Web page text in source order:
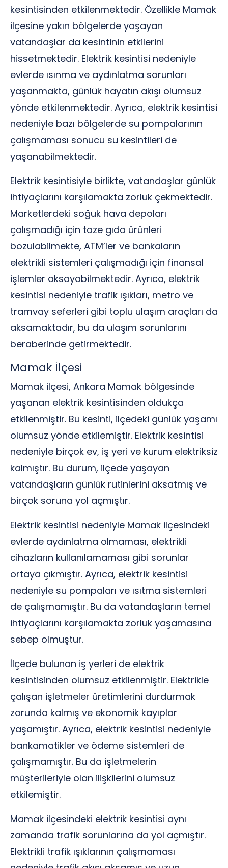
kesintisinden etkilenmektedir. Özellikle Mamak
ilçesine yakın bölgelerde yaşayan
vatandaşlar da kesintinin etkilerini
hissetmektedir. Elektrik kesintisi nedeniyle
evlerde ısınma ve aydınlatma sorunları
yaşanmakta, günlük hayatın akışı olumsuz
yönde etkilenmektedir. Ayrıca, elektrik kesintisi
nedeniyle bazı bölgelerde su pompalarının
çalışmaması sonucu su kesintileri de
yaşanabilmektedir.
Elektrik kesintisiyle birlikte, vatandaşlar günlük
ihtiyaçlarını karşılamakta zorluk çekmektedir.
Marketlerdeki soğuk hava depoları
çalışmadığı için taze gıda ürünleri
bozulabilmekte, ATM’ler ve bankaların
elektrikli sistemleri çalışmadığı için finansal
işlemler aksayabilmektedir. Ayrıca, elektrik
kesintisi nedeniyle trafik ışıkları, metro ve
tramvay seferleri gibi toplu ulaşım araçları da
aksamaktadır, bu da ulaşım sorunlarını
beraberinde getirmektedir.
Mamak İlçesi
Mamak ilçesi, Ankara Mamak bölgesinde
yaşanan elektrik kesintisinden oldukça
etkilenmiştir. Bu kesinti, ilçedeki günlük yaşamı
olumsuz yönde etkilemiştir. Elektrik kesintisi
nedeniyle birçok ev, iş yeri ve kurum elektriksiz
kalmıştır. Bu durum, ilçede yaşayan
vatandaşların günlük rutinlerini aksatmış ve
birçok soruna yol açmıştır.
Elektrik kesintisi nedeniyle Mamak ilçesindeki
evlerde aydınlatma olmaması, elektrikli
cihazların kullanılamaması gibi sorunlar
ortaya çıkmıştır. Ayrıca, elektrik kesintisi
nedeniyle su pompaları ve ısıtma sistemleri
de çalışmamıştır. Bu da vatandaşların temel
ihtiyaçlarını karşılamakta zorluk yaşamasına
sebep olmuştur.
İlçede bulunan iş yerleri de elektrik
kesintisinden olumsuz etkilenmiştir. Elektrikle
çalışan işletmeler üretimlerini durdurmak
zorunda kalmış ve ekonomik kayıplar
yaşamıştır. Ayrıca, elektrik kesintisi nedeniyle
bankamatikler ve ödeme sistemleri de
çalışmamıştır. Bu da işletmelerin
müşterileriyle olan ilişkilerini olumsuz
etkilemiştir.
Mamak ilçesindeki elektrik kesintisi aynı
zamanda trafik sorunlarına da yol açmıştır.
Elektrikli trafik ışıklarının çalışmaması